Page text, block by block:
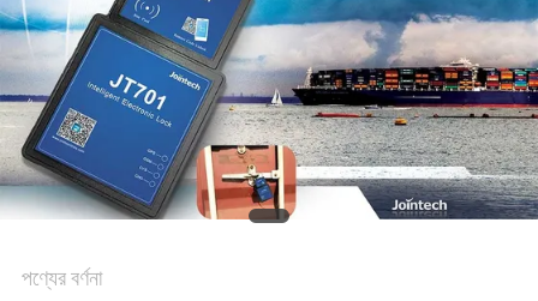
PRIVACY
POLICY
পণ্যের বর্ণনা